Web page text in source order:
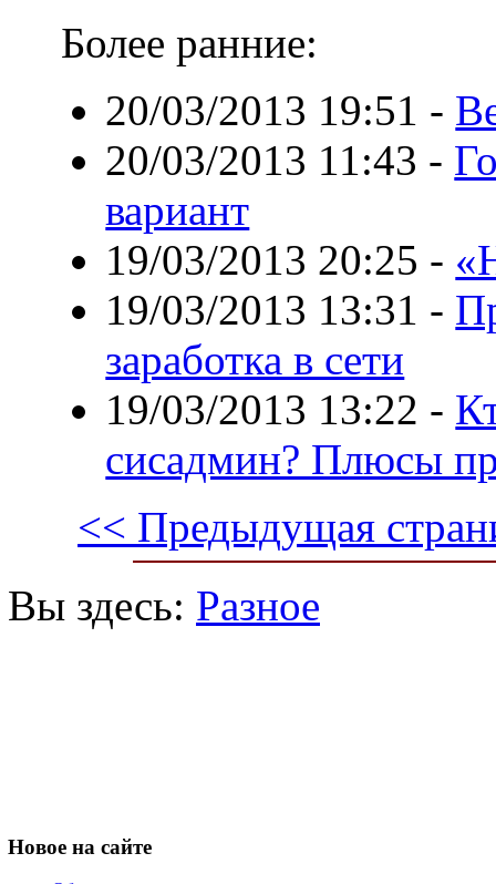
Более ранние:
20/03/2013 19:51 -
20/03/2013 11:43 -
вариант
19/03/2013 20:25 -
19/03/2013 13:31 -
заработка в сети
19/03/2013 13:22 -
сисадмин? Плюсы
<< Предыдущая
Вы здесь: Разное
Новое на сайте